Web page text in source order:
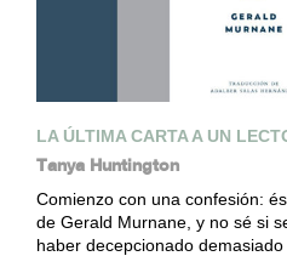
LA ÚLTIMA CARTA A UN
Tanya Huntington
Comienzo con una confesión:
de Gerald Murnane, y no sé si
haber decepcionado